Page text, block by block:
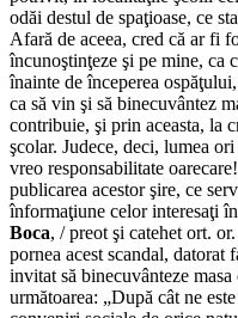
odăi destul de spaţioase, ce
Afară de aceea, cred că ar fi
încunoştinţeze şi pe mine, ca
înainte de începerea
ca să vin şi să binecuvântez
contribuie, şi prin aceasta, la
şcolar. Judece, deci, lumea
vreo responsabilitate
publicarea acestor şire, ce
înformaţiune celor interesaţi
Boca, / preot şi catehet ort.
pornea acest scandal, datorat
invitat să binecuvânteze
următoarea: „După cât ne